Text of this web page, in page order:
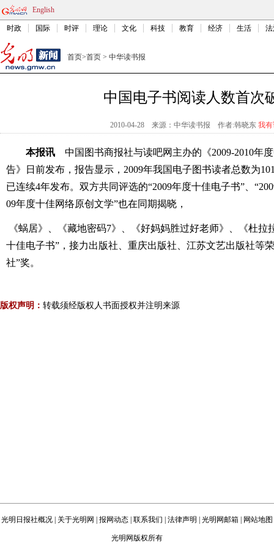
English
时政 国际 时评 理论 文化 科技 教育 经济 生活
首页>首页 > 中华读书报
中国电子书阅读人数首次
2010-04-28 来源：中华读书报 作者:韩晓东 我
本报讯 中国图书商报社与读吧网主办的《2009-2010年
告》日前发布，报告显示，2009年我国电子图书读者总数为
已连续4年发布。双方共同评选的“2009年度十佳电子书”、
09年度十佳网络原创文学”也在同期揭晓，
《蜗居》、《藏地密码7》、《好妈妈胜过好老师》、《杜拉
十佳电子书”，接力出版社、重庆出版社、江苏文艺出版社等
社”奖。
版权声明： 转载须经版权人书面授权并注明来源
光明日报社概况 关于光明网 报网动态 联系我们 法律声明 光明网邮箱 网站地图
光明网版权所有